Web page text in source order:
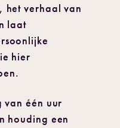
het verhaal van
laat
hier
van één uur
houding een